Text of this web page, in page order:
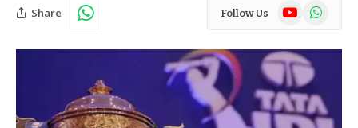
Share Follow Us YouTubeWhatsApp